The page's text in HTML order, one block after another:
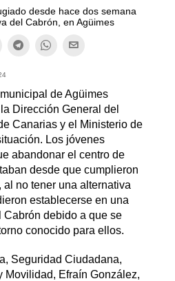
desde hace dos semana
del Cabrón, en Agüimes
de Agüimes
Dirección General del
Canarias y el Ministerio de
Los jóvenes
abandonar el centro de
desde que cumplieron
al no tener una alternativa
establecerse en una
debido a que se
conocido para ellos.
Seguridad Ciudadana,
Movilidad, Efraín González,